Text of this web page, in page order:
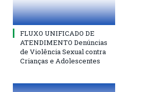
FLUXO UNIFICADO DE
ATENDIMENTO Denúncias
de Violência Sexual contra
Crianças e Adolescentes